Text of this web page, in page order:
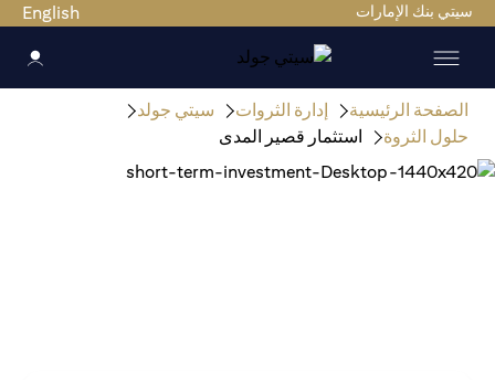
سيتي بنك الإمارات English
الصفحة الرئيسية إدارة الثروات
سيتي جولد
حلول الثروة
استثمار قصير المدى